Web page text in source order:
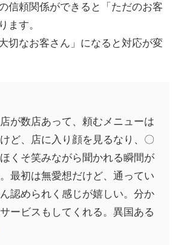
信頼関係ができると「ただのお客
ます。
切なお客さん」になると対応が変
が数店あって、頼むメニューは
ど、店に入り顔を見るなり、〇
くそ笑みながら聞かれる瞬間が
最初は無愛想だけど、通ってい
認められく感じが嬉しい。分か
ービスもしてくれる。異国ある